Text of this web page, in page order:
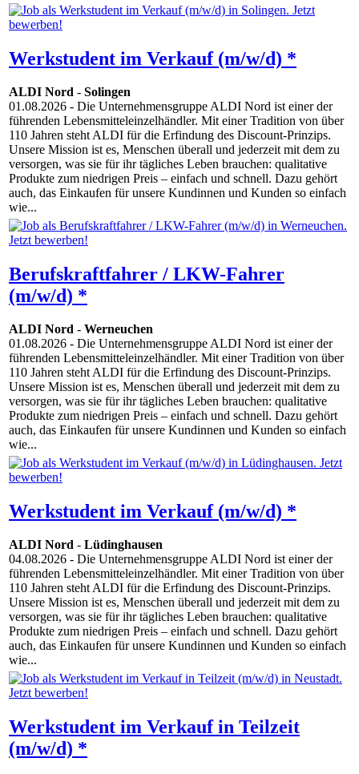
Werkstudent im Verkauf (m/w/d) *
ALDI Nord - Solingen
01.08.2026 - Die Unternehmensgruppe ALDI Nord ist einer der
führenden Lebensmitteleinzelhändler. Mit einer Tradition von über
110 Jahren steht ALDI für die Erfindung des Discount-Prinzips.
Unsere Mission ist es, Menschen überall und jederzeit mit dem zu
versorgen, was sie für ihr tägliches Leben brauchen: qualitative
Produkte zum niedrigen Preis – einfach und schnell. Dazu gehört
auch, das Einkaufen für unsere Kundinnen und Kunden so einfach
wie...
Berufskraftfahrer / LKW-Fahrer
(m/w/d) *
ALDI Nord - Werneuchen
01.08.2026 - Die Unternehmensgruppe ALDI Nord ist einer der
führenden Lebensmitteleinzelhändler. Mit einer Tradition von über
110 Jahren steht ALDI für die Erfindung des Discount-Prinzips.
Unsere Mission ist es, Menschen überall und jederzeit mit dem zu
versorgen, was sie für ihr tägliches Leben brauchen: qualitative
Produkte zum niedrigen Preis – einfach und schnell. Dazu gehört
auch, das Einkaufen für unsere Kundinnen und Kunden so einfach
wie...
Werkstudent im Verkauf (m/w/d) *
ALDI Nord - Lüdinghausen
04.08.2026 - Die Unternehmensgruppe ALDI Nord ist einer der
führenden Lebensmitteleinzelhändler. Mit einer Tradition von über
110 Jahren steht ALDI für die Erfindung des Discount-Prinzips.
Unsere Mission ist es, Menschen überall und jederzeit mit dem zu
versorgen, was sie für ihr tägliches Leben brauchen: qualitative
Produkte zum niedrigen Preis – einfach und schnell. Dazu gehört
auch, das Einkaufen für unsere Kundinnen und Kunden so einfach
wie...
Werkstudent im Verkauf in Teilzeit
(m/w/d) *